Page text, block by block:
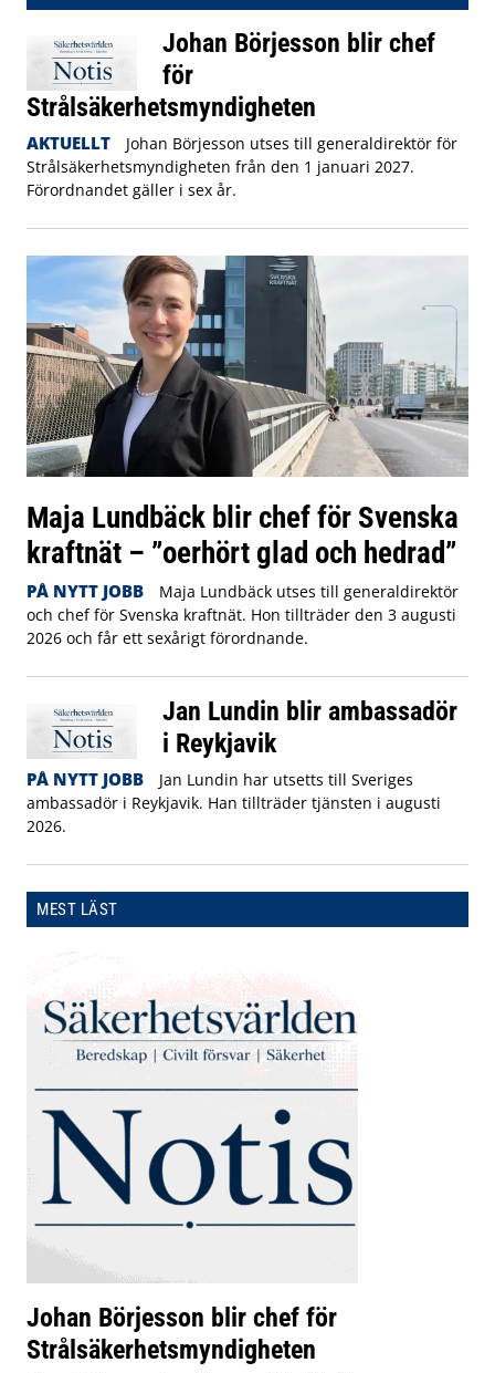
Johan Börjesson blir chef
för
Strålsäkerhetsmyndigheten
AKTUELLT
Johan Börjesson utses till generaldirektör för
Strålsäkerhetsmyndigheten från den 1 januari 2027.
Förordnandet gäller i sex år.
Maja Lundbäck blir chef för Svenska
kraftnät – ”oerhört glad och hedrad”
PÅ NYTT JOBB
Maja Lundbäck utses till generaldirektör
och chef för Svenska kraftnät. Hon tillträder den 3 augusti
2026 och får ett sexårigt förordnande.
Jan Lundin blir ambassadör
i Reykjavik
PÅ NYTT JOBB
Jan Lundin har utsetts till Sveriges
ambassadör i Reykjavik. Han tillträder tjänsten i augusti
2026.
MEST LÄST
Johan Börjesson blir chef för
Strålsäkerhetsmyndigheten